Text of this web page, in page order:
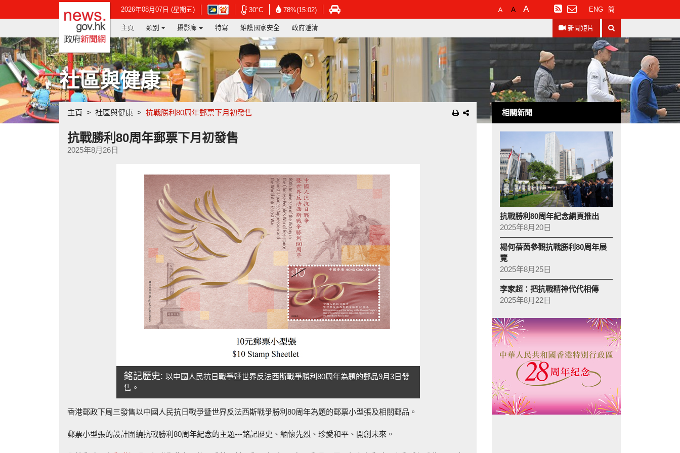
2026年08月07日 (星期五)
在
新
窗
香
港
天
台
網
30°C在
新
視
窗
開
啟
連
結
-
香
港
78%(15:02)在
新
視
窗
啟
連
-
香
港
在
新
窗
開
啟
連
結
-
香
預
設
體
大
較
大
字
體
最
大
字
體
訂
閱
RSS
ENG 簡
政府新聞網主頁
主頁 類別 攝影廊 特寫 維護國家安全 政府澄清 新聞短片
尋
社區與健康
主頁 社區與健康 抗戰勝利80周年郵票下月初發售
抗戰勝利80周年郵票下月初發售
2025年8月26日
銘記歷史: 以中國人民抗日戰爭暨世界反法西斯戰爭勝利80周年為題的郵品9月3日發
售。
香港郵政下周三發售以中國人民抗日戰爭暨世界反法西斯戰爭勝利80周年為題的郵票小型張及相關郵品。
郵票小型張的設計圍繞抗戰勝利80周年紀念的主題---銘記歷史、緬懷先烈、珍愛和平、開創未來。
相關新聞
抗戰勝利80周年紀念網頁推出
2025年8月20日
楊何蓓茵參觀抗戰勝利80周年展
覽
2025年8月25日
李家超：把抗戰精神代代相傳
2025年8月22日